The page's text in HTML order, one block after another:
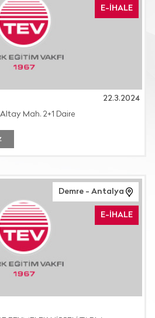
E-İHALE
22.3.2024
Mah. 2+1 Daire
Demre - Antalya
E-İHALE